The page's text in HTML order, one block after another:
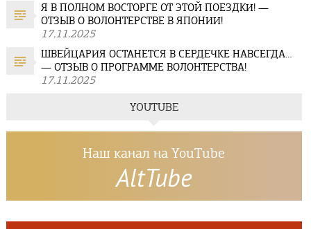
Я В ПОЛНОМ ВОСТОРГЕ ОТ ЭТОЙ ПОЕЗДКИ! —
ОТЗЫВ О ВОЛОНТЕРСТВЕ В ЯПОНИИ!
17.11.2025
ШВЕЙЦАРИЯ ОСТАНЕТСЯ В СЕРДЕЧКЕ НАВСЕГДА…
— ОТЗЫВ О ПРОГРАММЕ ВОЛОНТЕРСТВА!
17.11.2025
YOUTUBE
Наш канал на YouTube
AltTube